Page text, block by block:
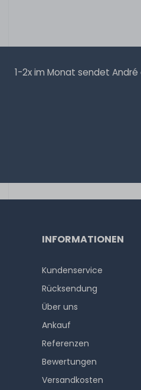
1-2x im Monat sendet
INFORMATIONEN
Kundenservice
Rücksendung
Über uns
Ankauf
Referenzen
Bewertungen
Versandkosten